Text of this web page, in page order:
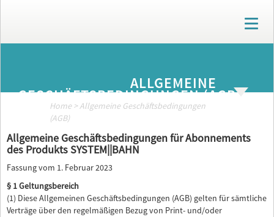
T
o
g
n
n
ALLGEMEINE
GESCHÄFTSBEDINGUNGEN (AGB)
Home >Allgemeine Geschäftsbedingungen
(AGB)
Allgemeine Geschäftsbedingungen für Abonnements
des Produkts SYSTEM||BAHN
Fassung vom 1. Februar 2023
§ 1 Geltungsbereich
(1) Diese Allgemeinen Geschäftsbedingungen (AGB) gelten für sämtliche
Verträge über den regelmäßigen Bezug von Print- und/oder